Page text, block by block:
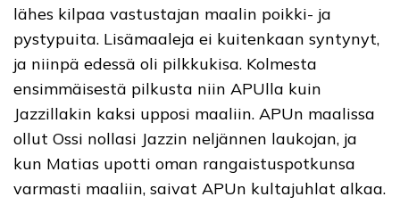
lähes kilpaa vastustajan maalin poikki- ja
pystypuita. Lisämaaleja ei kuitenkaan syntynyt,
ja niinpä edessä oli pilkkukisa. Kolmesta
ensimmäisestä pilkusta niin APUlla kuin
Jazzillakin kaksi upposi maaliin. APUn maalissa
ollut Ossi nollasi Jazzin neljännen laukojan, ja
kun Matias upotti oman rangaistuspotkunsa
varmasti maaliin, saivat APUn kultajuhlat alkaa.